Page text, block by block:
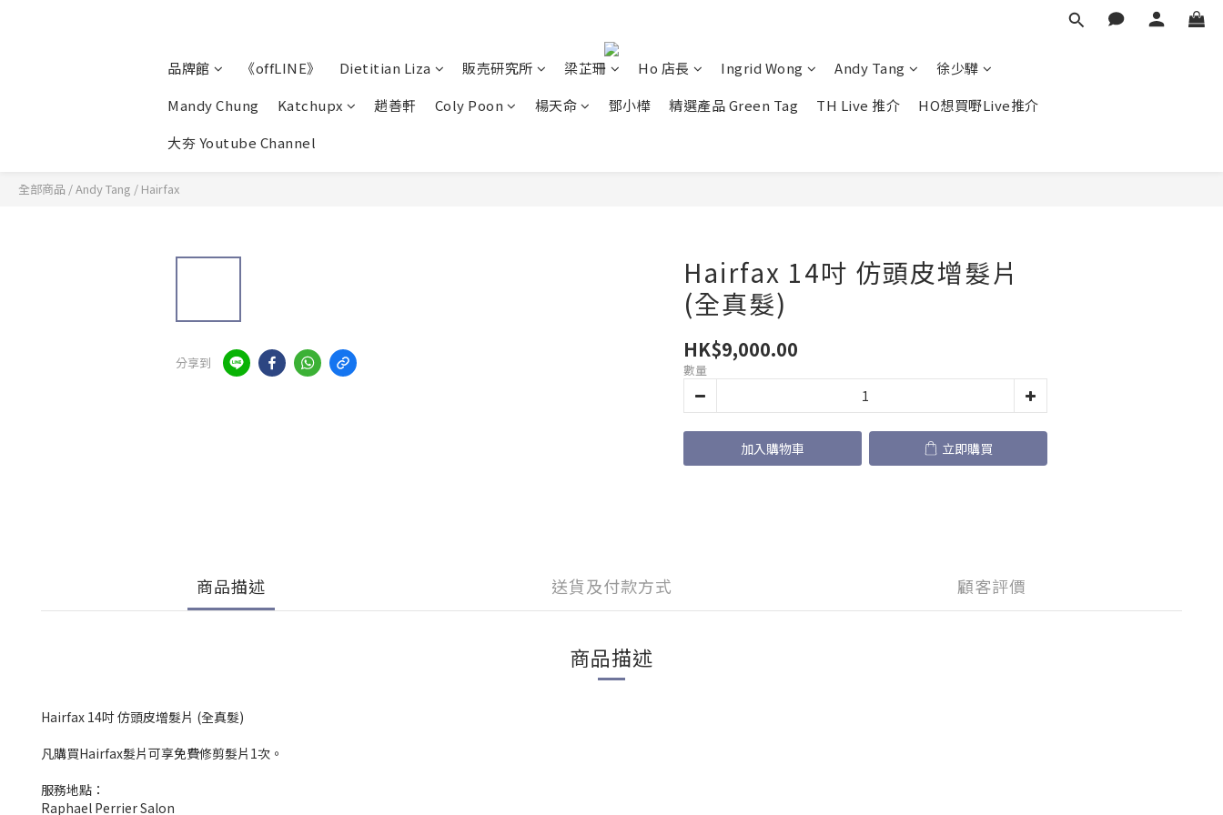
品牌館 《offLINE》 Dietitian Liza 販売研究所 梁芷珊 Ho 店長 Ingrid Wong Andy Tang
徐少驊
Mandy Chung
Katchupx 趙善軒 Coly Poon 楊天命 鄧小樺 精選產品 Green Tag TH Live 推介
HO想買嘢Live推介
大夯 Youtube Channel
全部商品 /Andy Tang / Hairfax
分享到
Hairfax 14吋 仿頭皮增髮片
(全真髮)
HK$9,000.00
數量
加入購物車 立即購買
商品描述 送貨及付款方式 顧客評價
商品描述
Hairfax 14吋 仿頭皮增髮片 (全真髮)
凡購買Hairfax髮片可享免費修剪髮片1次。
服務地點：
Raphael Perrier Salon